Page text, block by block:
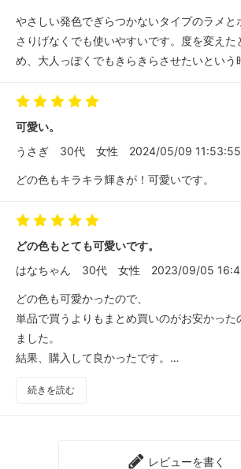
やさしい発色でぎらつかないタイプのラメと
さりげなくでも使いやすいです。度を変えた
め、大人っぽくでもきらきらさせたいという
可愛い。
うさぎ
30代 女性 2024/05/09 11:53:55
どの色もキラキラ輝きが！可愛いです。
どの色もとても可愛いです。
はなちゃん
30代 女性 2023/09/05
どの色も可愛かったので、
単品で買うよりもまとめ買いのがお安かった
ました。
結果、購入して良かったです。
続きを読む
レビューを書く